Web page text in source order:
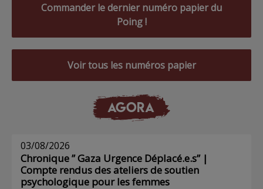
Commander le dernier numéro papier du
Poing !
Voir tous les numéros papier
AGORA
03/08/2026
Chronique ” Gaza Urgence Déplacé.e.s” |
Compte rendus des ateliers de soutien
psychologique pour les femmes